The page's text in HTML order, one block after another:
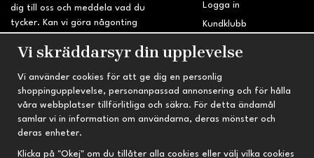
dig till oss och meddela vad du
tycker. Kan vi göra någonting
sidan?
Logga in
Kundklubb
INFORMATION
Om oss
Nyheter
Nyhetsbrev
TRYGG HANDEL
Fri frakt vid köp över 695 kr
Kvalitetsprodukter till kanonpris
Vi skräddarsyr din upplevelse
Vi använder cookies för att ge dig en personlig
shoppingupplevelse, personanpassad annonsering och för hålla
våra webbplatser tillförlitliga och säkra. För detta ändamål
samlar vi in information om användarna, deras mönster och
deras enheter.
Klicka på "Okej" om du tillåter alla cookies eller välj vilka cookies